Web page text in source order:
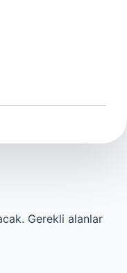
Gerekli alanlar